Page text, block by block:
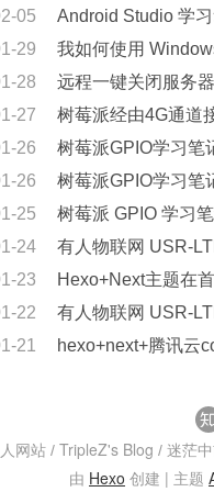
05
Android Studio 学
29
我如何使用
28
远程一键关闭服务
27
树莓派经由4G通道
26
树莓派GPIO学习笔
26
树莓派GPIO学习笔
25
树莓派 GPIO 学习
24
有人物联网 USR-
23
Hexo+Next主题在
22
有人物联网 USR-
21
hexo+next+腾讯云
网站 / TripleZ's Blog / 迷茫
由 Hexo 创建 | 主题